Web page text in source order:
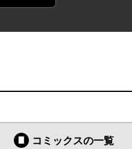
コミックスの一覧